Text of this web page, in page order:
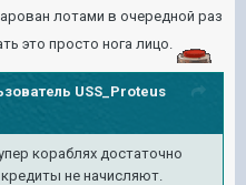
лотами в очередной раз
это просто нога лицо.
USS_Proteus
кораблях достаточно
кредиты не начисляют.